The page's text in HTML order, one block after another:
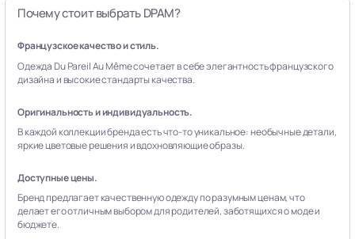
Почему стоит выбрать DPAM?
Французское качество и стиль.
Одежда Du Pareil Au Même сочетает в себе элегантность французского
дизайна и высокие стандарты качества.
Оригинальность и индивидуальность.
В каждой коллекции бренда есть что-то уникальное: необычные детали,
яркие цветовые решения и вдохновляющие образы.
Доступные цены.
Бренд предлагает качественную одежду по разумным ценам, что
делает его отличным выбором для родителей, заботящихся о моде и
бюджете.